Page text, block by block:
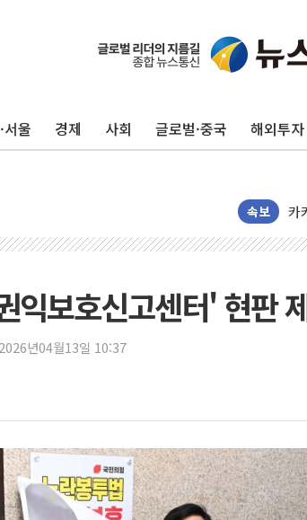
서울 경제 사회 글로벌·중국 해외투자
속보
환
국
경
삼
일
토
美
보
가
정
익보호신고센터' 현판
2026년04월13일 10:37